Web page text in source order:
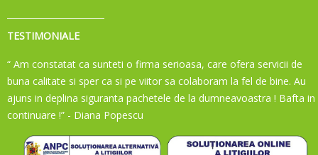
TESTIMONIALE
“ Am constatat ca sunteti o firma serioasa, care ofera servicii de
buna calitate si sper ca si pe viitor sa colaboram la fel de bine. Au
ajuns in deplina siguranta pachetele de la dumneavoastra ! Bafta in
continuare !” - Diana Popescu